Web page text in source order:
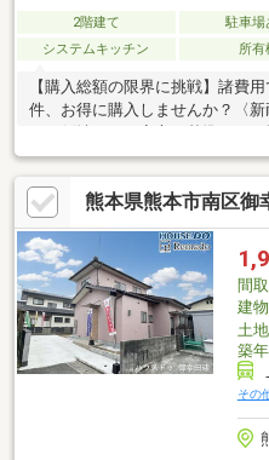
2階建て 駐車場
システムキッチン
所有
【購入総額の限界に挑戦】諸費
件、お得に購入しませんか？〈
事５年保証〉シロアリへの備え
も、セットでお届け。〈契約不
どにも対応◎２年間は売主の保証
０２５年１０月 水回り新品交換
域の気になる物件を全て弊社で
日や１８時以降、お仕事終わり
らお引渡しまで『ハウスドゥ熊本
す。
熊本県熊本市南区御
間
建
土
築
その